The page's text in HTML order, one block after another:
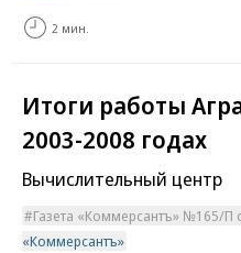
2 мин.
Итоги работы
2003-2008 годах
Вычислительный центр
Газета «Коммерсантъ» №165/П
«Коммерсантъ»